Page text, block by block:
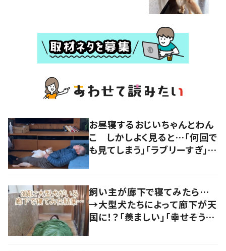
お昼寝するおじいちゃんとわん
こ しかしよく見ると…「何回で
も見てしまう」「ラブリーすぎ」の
飼い主が廊下で寝てみたら…
→大型犬たちによって廊下が天
国に！？「羨ましい」「幸せそう」